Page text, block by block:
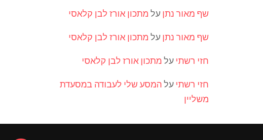
שף מאור נתן על מתכון אורז לבן קלאסי
שף מאור נתן על מתכון אורז לבן קלאסי
חזי רשתי על מתכון אורז לבן קלאסי
חזי רשתי על המסע שלי לעבודה במסעדת
משליין